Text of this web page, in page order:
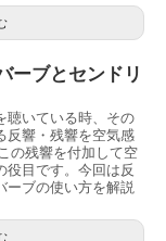
ーブとセンドリ
聴いている時、その
反響・残響を空気感
の残響を付加して空
役目です。今回は反
ーブの使い方を解説